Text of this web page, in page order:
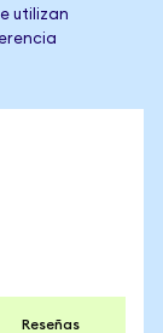
utilizan
Reseñas